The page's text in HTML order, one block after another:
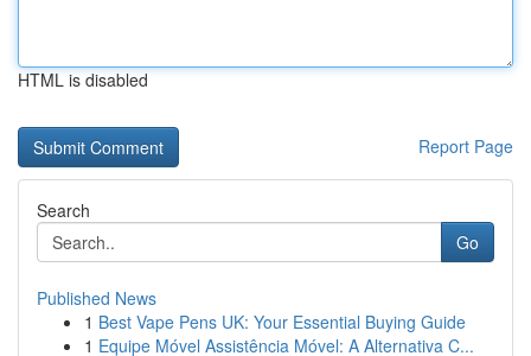
HTML is disabled
Report Page
Search
Go
Published News
1 Best Vape Pens UK: Your Essential Buying Guide
1 Equipe Móvel Assistência Móvel: A Alternativa C...